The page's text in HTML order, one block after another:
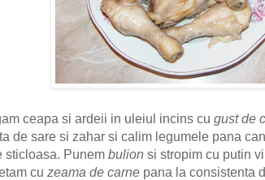
ceapa si ardeii in uleiul incins cu gust de
de sare si zahar si calim legumele pana
sticloasa. Punem bulion si stropim cu putin
cu zeama de carne pana la consistenta